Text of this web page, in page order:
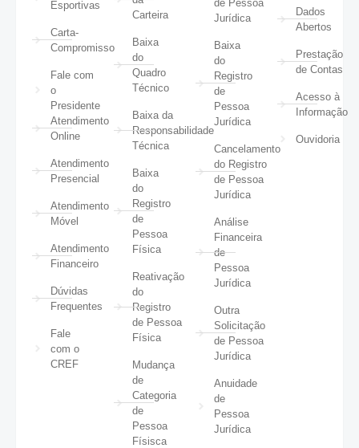
Esportivas
Carta-
Compromisso
Fale com
o
Presidente
Atendimento
Online
Atendimento
Presencial
Atendimento
Móvel
Atendimento
Financeiro
Dúvidas
Frequentes
Fale
com o
CREF
Carteira
Baixa
do
Quadro
Técnico
Baixa da
Responsabilidade
Técnica
Baixa
do
Registro
de
Pessoa
Física
Reativação
do
Registro
de Pessoa
Física
Mudança
de
Categoria
de
Pessoa
Físisca
de Pessoa
Jurídica
Baixa
do
Registro
de
Pessoa
Jurídica
Cancelamento
do Registro
de Pessoa
Jurídica
Análise
Financeira
de
Pessoa
Jurídica
Outra
Solicitação
de Pessoa
Jurídica
Anuidade
de
Pessoa
Jurídica
Dados
Abertos
Prestação
de Contas
Acesso à
Informação
Ouvidoria